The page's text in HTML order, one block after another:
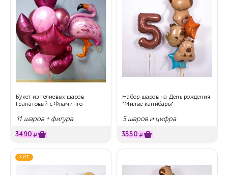
Букет из гелиевых шаров
Гранатовый с Фламинго
11 шаров + фигура
3490 ₽
Набор шаров на День рождения
"Милые капибары"
5 шаров и цифра
3550 ₽
ХИТ